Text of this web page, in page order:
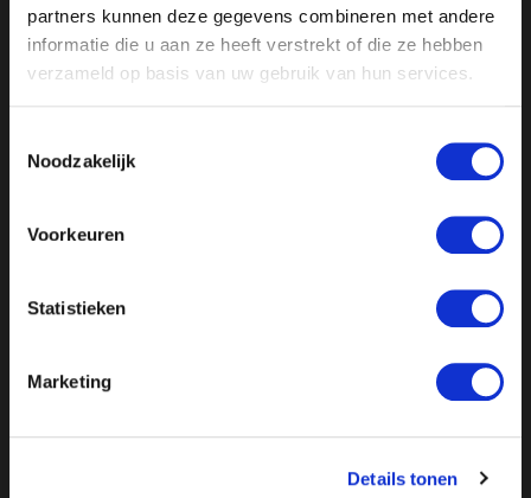
partners kunnen deze gegevens combineren met andere
informatie die u aan ze heeft verstrekt of die ze hebben
verzameld op basis van uw gebruik van hun services.
Noodzakelijk
Voorkeuren
Statistieken
Marketing
Details tonen
Nieuws